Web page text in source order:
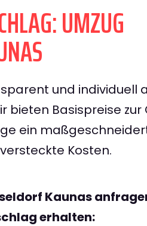
UMZUG
und individuell
bieten Basispreise zur
ein
Kosten.
Kaunas
erhalten: